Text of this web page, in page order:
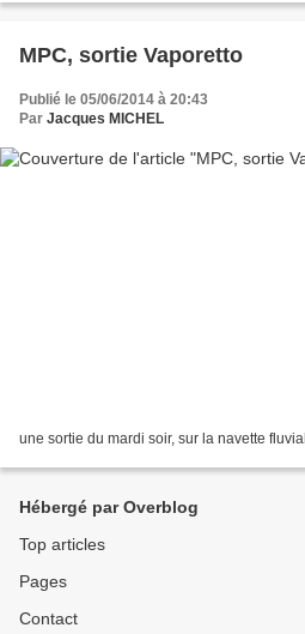
MPC, sortie Vaporetto
Publié le 05/06/2014 à 20:43
Par Jacques MICHEL
une sortie du mardi soir, sur la navette
Hébergé par Overblog
Top articles
Pages
Contact